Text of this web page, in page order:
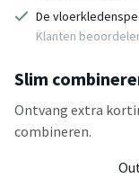
De
Klanten beoordelen
Slim
Ontvang extra
combineren.